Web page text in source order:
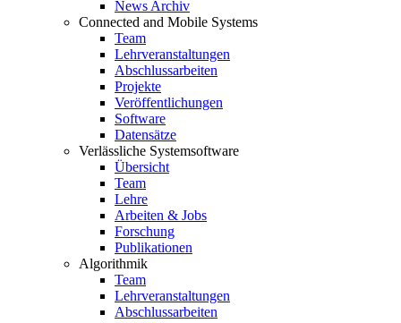
News Archiv
Connected and Mobile Systems
Team
Lehrveranstaltungen
Abschlussarbeiten
Projekte
Veröffentlichungen
Software
Datensätze
Verlässliche Systemsoftware
Übersicht
Team
Lehre
Arbeiten & Jobs
Forschung
Publikationen
Algorithmik
Team
Lehrveranstaltungen
Abschlussarbeiten